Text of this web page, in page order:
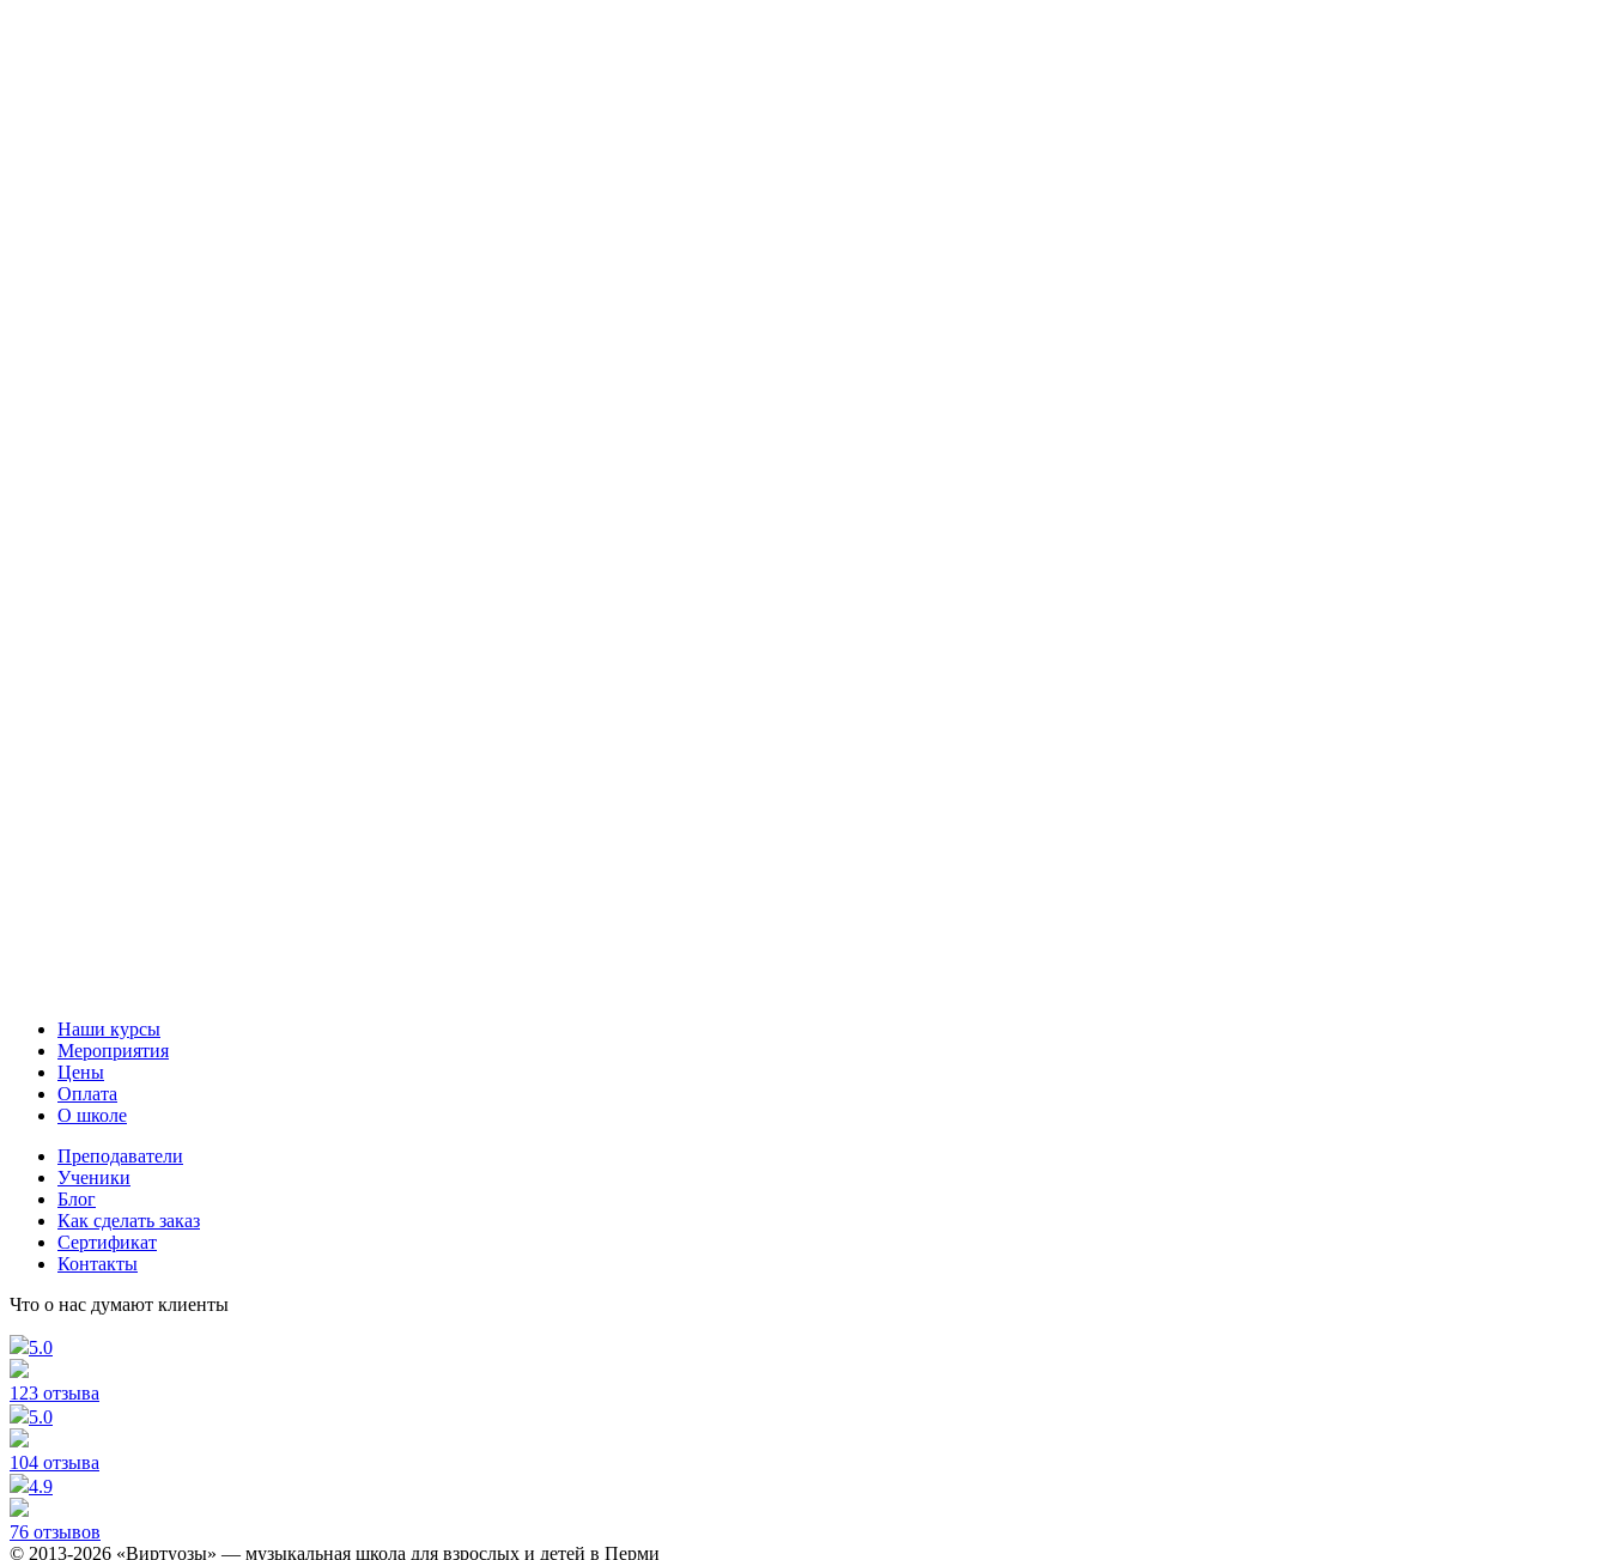
Наши курсы
Мероприятия
Цены
Оплата
О школе
Преподаватели
Ученики
Блог
Как сделать заказ
Сертификат
Контакты
Что о нас думают клиенты
5.0
123 отзыва
5.0
104 отзыва
4.9
76 отзывов
© 2013-2026 «Виртуозы» — музыкальная школа для взрослых и детей в Перми